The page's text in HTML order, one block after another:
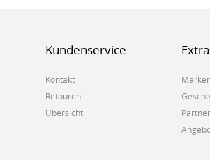
Kundenservice
Kontakt
Retouren
Übersicht
Partner